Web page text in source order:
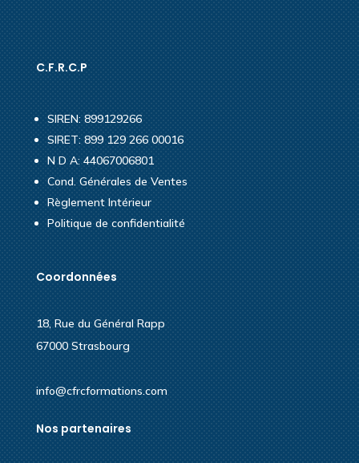
C.F.R.C.P
SIREN: 899129266
SIRET: 899 129 266 00016
N D A: 44067006801
Cond. Générales de Ventes
Règlement Intérieur
Politique de confidentialité
Coordonnées
18, Rue du Général Rapp
67000 Strasbourg
info@cfrcformations.com
Nos partenaires